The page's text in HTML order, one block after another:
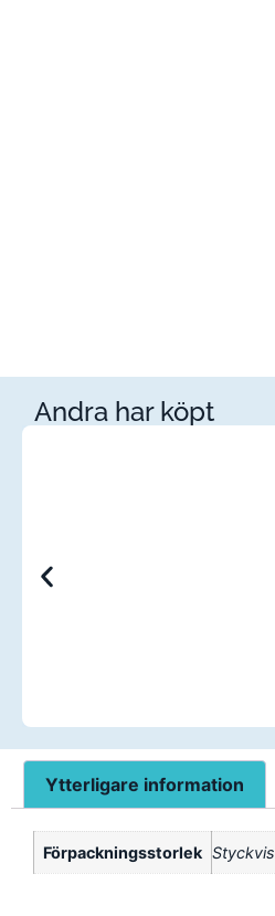
Andra har köpt
Ytterligare information
Förpackningsstorlek Styckvis